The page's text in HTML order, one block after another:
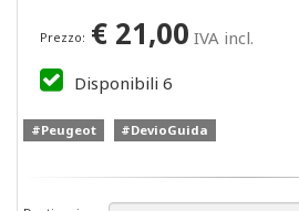
Prezzo: € 21,00 IVA incl.
Disponibili 6
#Peugeot #DevioGuida